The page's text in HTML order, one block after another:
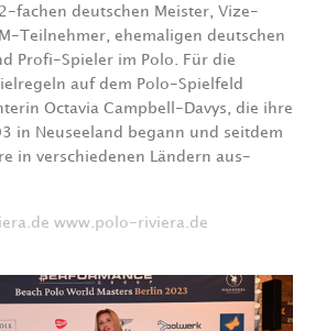
fachen deutschen Meister, Vize-
Teilnehmer, ehemaligen deutschen
Profi-Spieler im Polo. Für die
auf dem Polo-Spielfeld
Octavia Campbell-Davys, die ihre
in Neuseeland begann und seitdem
in verschiedenen Ländern aus-
www.polo-riviera.de